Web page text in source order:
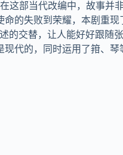
这部当代改编中，故事
的失败到荣耀，本剧重
的交替，让人能好好跟
的，同时运用了箝、琴等